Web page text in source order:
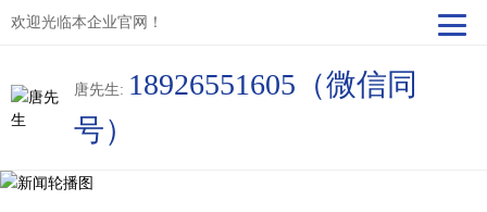
欢迎光临本企业官网！
唐先生: 18926551605（微信同
号）